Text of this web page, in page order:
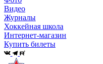
Видео
Журналы
Хоккейная школа
Интернет-магазин
Купить билеты